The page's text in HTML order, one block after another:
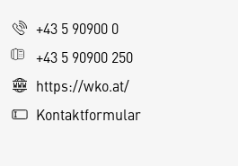
+43 5 90900 0
+43 5 90900 250
https://wko.at/
Kontaktformular
s
e
S
e